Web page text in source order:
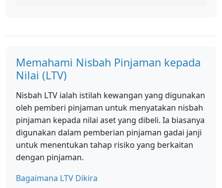
Memahami Nisbah Pinjaman kepada
Nilai (LTV)
Nisbah LTV ialah istilah kewangan yang digunakan
oleh pemberi pinjaman untuk menyatakan nisbah
pinjaman kepada nilai aset yang dibeli. Ia biasanya
digunakan dalam pemberian pinjaman gadai janji
untuk menentukan tahap risiko yang berkaitan
dengan pinjaman.
Bagaimana LTV Dikira